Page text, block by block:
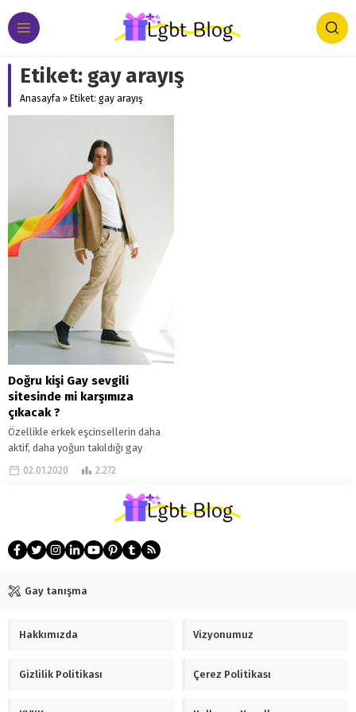
Etiket: gay arayış
Anasayfa » Etiket: gay arayış
Doğru kişi Gay sevgili
sitesinde mi karşımıza
çıkacak ?
Özellikle erkek eşcinsellerin daha
aktif, daha yoğun takıldığı gay
arkadaşlık uygulamalarında erkek
içinde. Bunu sorgulamıyorum...
02.01.2020 2.272
Gay tanışma
Hakkımızda Vizyonumuz
Gizlilik Politikası Çerez Politikası